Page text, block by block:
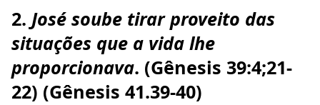
2. José soube tirar proveito das
situações que a vida lhe
proporcionava. (Gênesis 39:4;21-
22) (Gênesis 41.39-40)